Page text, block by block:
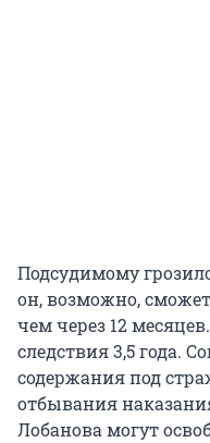
Подсудимому
он, возможно,
чем через 12
следствия 3,5 года.
содержания под
отбывания
Лобанова могут